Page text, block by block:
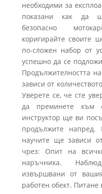
необходими за
показани как да
безопасно
коригирайте своите
по-сложен набор от
успешно да се
Продължителността
зависи от
Уверете се, че сте
да преминете към
инструктор ще ви
продължите
научите ще зависи
чрез: Опит на
наръчника.
извършвани от
работен обект.